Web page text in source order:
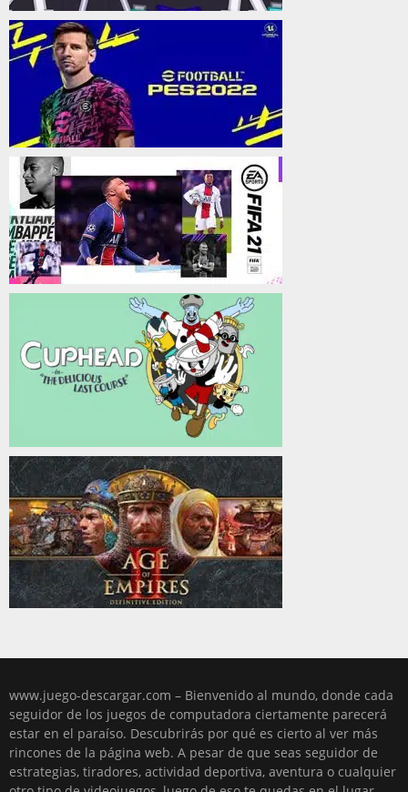
www.juego-descargar.com – Bienvenido al mundo, donde cada
seguidor de los juegos de computadora ciertamente parecerá
estar en el paraíso. Descubrirás por qué es cierto al ver más
rincones de la página web. A pesar de que seas seguidor de
estrategias, tiradores, actividad deportiva, aventura o cualquier